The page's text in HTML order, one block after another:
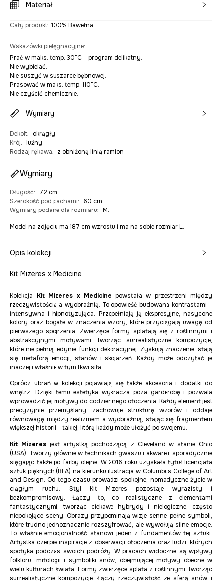
Materiał
Cały produkt: 100% Bawełna
Wskazówki pielęgnacyjne:
Prać w maks. temp. 30°C – program delikatny.
Nie wybielać.
Nie suszyć w suszarce bębnowej.
Prasować w maks. temp. 110°C.
Nie czyścić chemicznie.
Wymiary
Dekolt:
okrągły
Krój: luźny
Rodzaj rękawa: z obniżoną linią ramion
Wymiary
Długość:
72 cm
Szerokość pod pachami:
60 cm
Wymiary podane dla rozmiaru: M.
Model na zdjęciu ma 187 cm wzrostu i ma na sobie rozmiar L.
Opis kolekcji
Kit Mizeres x Medicine
Kolekcja Kit Mizeres x Medicine powstała w przestrzeni między
rzeczywistością a wyobraźnią. To opowieść budowana kontrastami –
intensywna i hipnotyzująca. Przepełniają ją ekspresyjne, nasycone
kolory oraz bogate w znaczenia wzory, które przyciągają uwagę od
pierwszego spojrzenia. Zwierzęce formy splatają się z roślinnymi i
abstrakcyjnymi motywami, tworząc surrealistyczne kompozycje,
które nie pełnią jedynie funkcji dekoracyjnej. Zyskują znaczenie, stają
się metaforą emocji, stanów i skojarzeń. Każdy może odczytać je
inaczej i właśnie w tym tkwi siła.
Oprócz ubrań w kolekcji pojawiają się także akcesoria i dodatki do
wnętrz. Dzięki temu estetyka wykracza poza garderobę i pozwala
wprowadzić jej motywy do codziennego otoczenia. Każdy element jest
precyzyjnie przemyślany, zachowuje strukturę wzorów i oddaje
równowagę między realizmem a wyobraźnią, stając się fragmentem
większej historii – takiej, którą każdy może ułożyć po swojemu.
Kit Mizeresjest artystką pochodzącą z Cleveland w stanie Ohio
(USA). Tworzy głównie w technikach gwaszu i akwareli, sporadycznie
sięgając także po farby olejne. W 2016 roku uzyskała tytuł licencjata
sztuk pięknych (BFA) na kierunku ilustracja w Columbus College of Art
and Design. Od tego czasu prowadzi spokojne, nomadyczne życie w
ciągłym ruchu. Styl Kit Mizeres pozostaje wyrazisty i
bezkompromisowy. Łączy to, co realistyczne z elementami
fantastycznymi, tworząc ciekawe hybrydy i nielogiczne, często
niepokojące sceny. Obrazy przypominają wizje senne, pełne symboli,
które trudno jednoznacznie rozszyfrować, ale wywołują silne emocje.
To właśnie emocjonalność stanowi jeden z fundamentów tej sztuki.
Artystka czerpie inspiracje z obserwacji otoczenia oraz ludzi, których
spotyka podczas swoich podróży. W pracach widoczne są wpływy
folkloru, mitologii i symboliki snów, obejmującej motywy obecne w
wielu kulturach świata. Formy zwierzęce splata z roślinnymi, tworząc
surrealistyczne kompozycje. Łączy rzeczywistość ze sferą snów i